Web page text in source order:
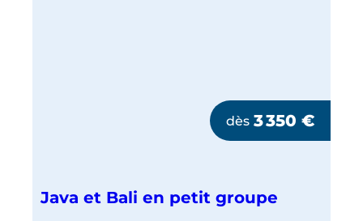
dès 3 350€
Java et Bali en petit groupe